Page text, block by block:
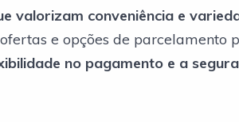
valorizam conveniência e
e opções de parcelamento
no pagamento e a